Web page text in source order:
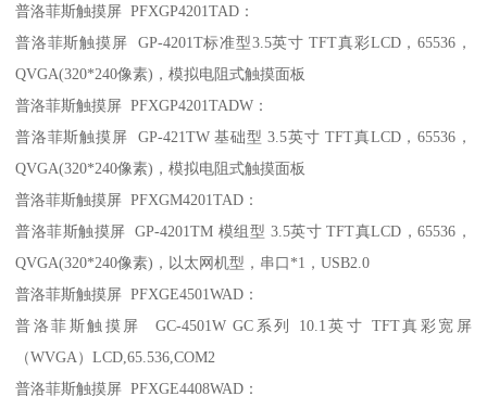
普洛菲斯触摸屏 PFXGP4201TAD：
普洛菲斯触摸屏 GP-4201T标准型3.5英寸 TFT真彩LCD，65536，
QVGA(320*240像素)，模拟电阻式触摸面板
普洛菲斯触摸屏 PFXGP4201TADW：
普洛菲斯触摸屏 GP-421TW 基础型 3.5英寸 TFT真LCD，65536，
QVGA(320*240像素)，模拟电阻式触摸面板
普洛菲斯触摸屏 PFXGM4201TAD：
普洛菲斯触摸屏 GP-4201TM 模组型 3.5英寸 TFT真LCD，65536，
QVGA(320*240像素)，以太网机型，串口*1，USB2.0
普洛菲斯触摸屏 PFXGE4501WAD：
普洛菲斯触摸屏 GC-4501W GC系列 10.1英寸 TFT真彩宽屏
（WVGA）LCD,65.536,COM2
普洛菲斯触摸屏 PFXGE4408WAD：